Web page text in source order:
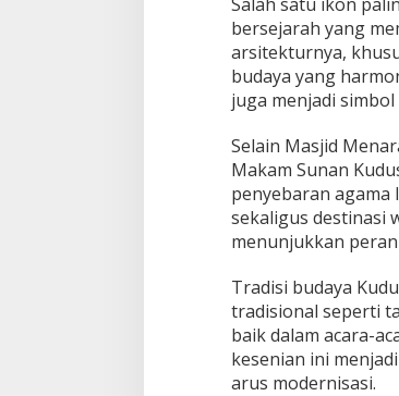
bersejarah yang
arsitekturnya,
budaya yang
juga menjadi
Selain Masjid
Makam Sunan
penyebaran agama
sekaligus destinasi
menunjukkan
Tradisi budaya
tradisional seperti
baik dalam acara-
kesenian ini
arus modernisasi.